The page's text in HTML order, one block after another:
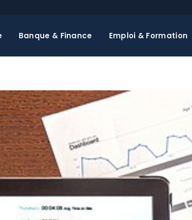
Banque & Finance Emploi & Formation